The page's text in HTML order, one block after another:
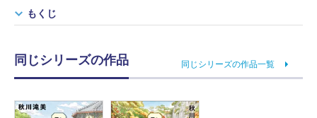
もくじ
同じシリーズの作品 同じシリーズの作品一覧